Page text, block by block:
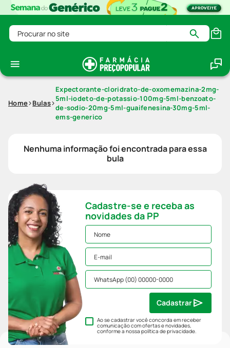
Procurar no site
Home Bulas
Expectorante-cloridrato-de-oxomemazina-2mg-
5ml-iodeto-de-potassio-100mg-5ml-benzoato-
de-sodio-20mg-5ml-guaifenesina-30mg-5ml-
ems-generico
Nenhuma informação foi encontrada para essa
bula
Cadastre-se e receba as
novidades da PP
Ao se cadastrar você concorda em receber
comunicação com ofertas e novidades,
conforme a nossapolítica de privacidade.
Cadastrar